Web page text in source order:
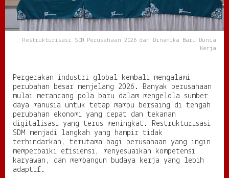
s
0
6
d
a
n
D
i
n
a
Restrukturisasi SDM Perusahaan 2026 dan Dinamika Baru Dunia
Kerja
Pergerakan industri global kembali mengalami
perubahan besar menjelang 2026. Banyak perusahaan
mulai merancang pola baru dalam mengelola sumber
daya manusia untuk tetap mampu bersaing di tengah
perubahan ekonomi yang cepat dan tekanan
digitalisasi yang terus meningkat. Restrukturisasi
SDM menjadi langkah yang hampir tidak
terhindarkan, terutama bagi perusahaan yang ingin
memperbaiki efisiensi, menyesuaikan kompetensi
karyawan, dan membangun budaya kerja yang lebih
adaptif.